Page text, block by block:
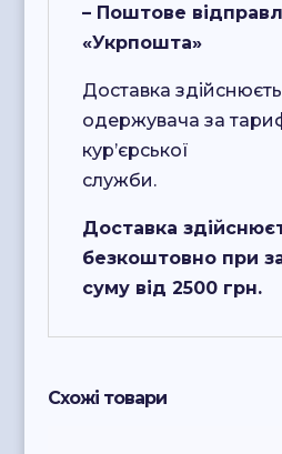
– Поштове
«Укрпошта»
Доставка
одержувача за
кур’єрської
служби.
Доставка
безкоштовно при
суму від 2500 грн.
Схожі товари